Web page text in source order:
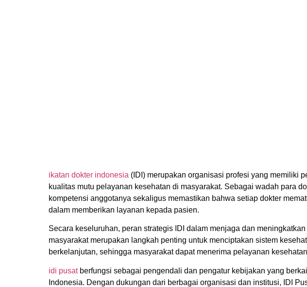
ikatan dokter indonesia (IDI) merupakan organisasi profesi yang memiliki
kualitas mutu pelayanan kesehatan di masyarakat. Sebagai wadah para
kompetensi anggotanya sekaligus memastikan bahwa setiap dokter
dalam memberikan layanan kepada pasien.
Secara keseluruhan, peran strategis IDI dalam menjaga dan
masyarakat merupakan langkah penting untuk menciptakan sistem
berkelanjutan, sehingga masyarakat dapat menerima pelayanan
idi pusatberfungsi sebagai pengendali dan pengatur kebijakan yang
Indonesia. Dengan dukungan dari berbagai organisasi dan institusi, IDI